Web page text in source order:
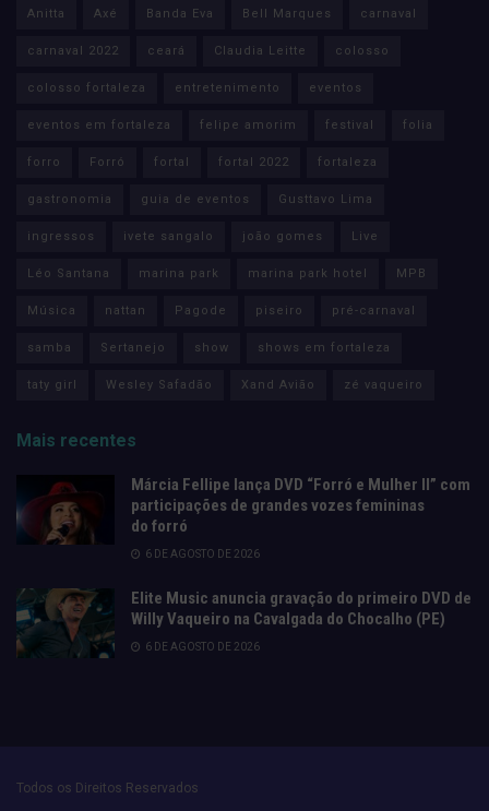
Anitta Axé Banda Eva Bell Marques carnaval
carnaval 2022 ceará Claudia Leitte colosso
colosso fortaleza entretenimento eventos
eventos em fortaleza felipe amorim festival folia
forro Forró fortal fortal 2022 fortaleza
gastronomia guia de eventos Gusttavo Lima
ingressos ivete sangalo joão gomes Live
Léo Santana marina park marina park hotel MPB
Música nattan Pagode piseiro pré-carnaval
samba Sertanejo show shows em fortaleza
taty girl Wesley Safadão Xand Avião zé vaqueiro
Mais recentes
Márcia Fellipe lança DVD “Forró e Mulher II” com
participações de grandes vozes femininas
do forró
6 DE AGOSTO DE 2026
Elite Music anuncia gravação do primeiro DVD de
Willy Vaqueiro na Cavalgada do Chocalho (PE)
6 DE AGOSTO DE 2026
Todos os Direitos Reservados